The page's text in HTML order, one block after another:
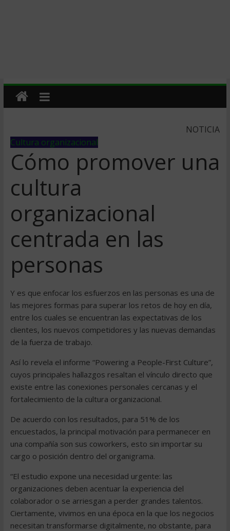
NOTICIA
Cultura organizacional
Cómo promover una
cultura
organizacional
centrada en las
personas
Y es que enfocar los esfuerzos en las personas es una de
las mejores formas para superar los retos de hoy en día,
entre los cuales se encuentran las expectativas de los
clientes, los nuevos competidores y las nuevas demandas
de la fuerza de trabajo.
Así lo revela el informe “Powering a People-First Culture”,
cuyos principales hallazgos resaltan el vínculo directo que
existe entre las conexiones personales cercanas y el
fortalecimiento de la cultura organizacional.
De acuerdo con los resultados, para 51% de los
encuestados, la principal motivación para permanecer en
una compañía son sus coworkers, esto sin importar su
cargo o posición dentro del organigrama.
“El estudio expone una necesidad urgente: las
organizaciones deben acentuar la experiencia del
colaborador o se arriesgan a perder grandes talentos.
Ciertamente, vivimos en una época en la que los negocios
necesitan transformarse digitalmente, no obstante, para